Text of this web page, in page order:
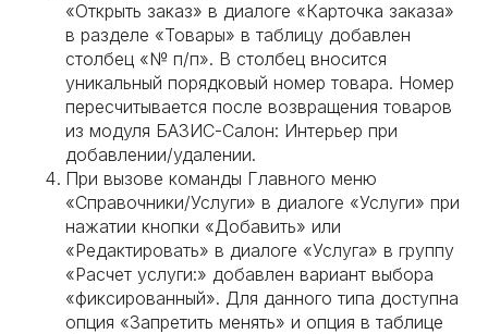
«Открыть заказ» в диалоге «Карточка заказа»
в разделе «Товары» в таблицу добавлен
столбец «№ п/п». В столбец вносится
уникальный порядковый номер товара. Номер
пересчитывается после возвращения товаров
из модуля БАЗИС-Салон: Интерьер при
добавлении/удалении.
При вызове команды Главного меню
«Справочники/Услуги» в диалоге «Услуги» при
нажатии кнопки «Добавить» или
«Редактировать» в диалоге «Услуга» в группу
«Расчет услуги:» добавлен вариант выбора
«фиксированный». Для данного типа доступна
опция «Запретить менять» и опция в таблице